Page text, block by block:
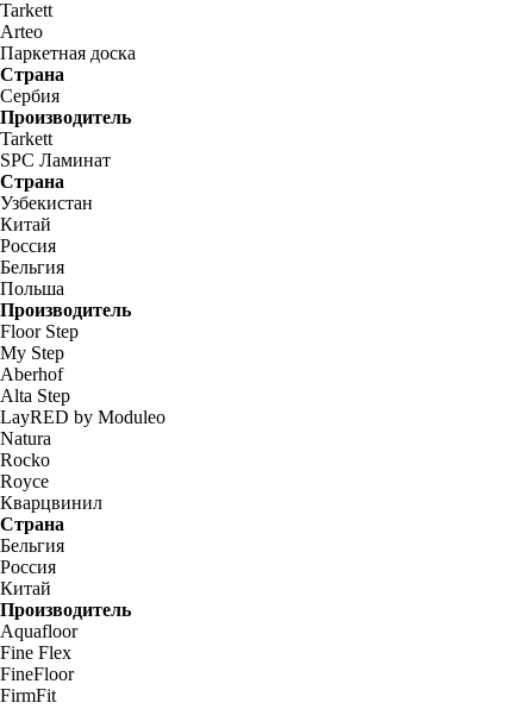
Tarkett
Arteo
Паркетная доска
Страна
Сербия
Производитель
Tarkett
SPC Ламинат
Страна
Узбекистан
Китай
Россия
Бельгия
Польша
Производитель
Floor Step
My Step
Aberhof
Alta Step
LayRED by Moduleo
Natura
Rocko
Royce
Кварцвинил
Страна
Бельгия
Россия
Китай
Производитель
Aquafloor
Fine Flex
FineFloor
FirmFit